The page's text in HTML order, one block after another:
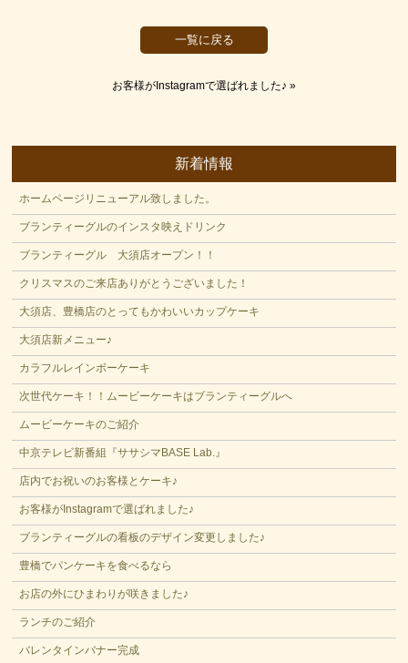
一覧に戻る
お客様がInstagramで選ばれました♪ »
新着情報
ホームページリニューアル致しました。
ブランティーグルのインスタ映えドリンク
ブランティーグル 大須店オープン！！
クリスマスのご来店ありがとうございました！
大須店、豊橋店のとってもかわいいカップケーキ
大須店新メニュー♪
カラフルレインボーケーキ
次世代ケーキ！！ムービーケーキはブランティーグルへ
ムービーケーキのご紹介
中京テレビ新番組『ササシマBASE Lab.』
店内でお祝いのお客様とケーキ♪
お客様がInstagramで選ばれました♪
ブランティーグルの看板のデザイン変更しました♪
豊橋でパンケーキを食べるなら
お店の外にひまわりが咲きました♪
ランチのご紹介
バレンタインバナー完成